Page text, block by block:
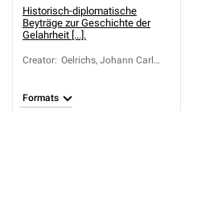
Historisch-diplomatische
Beyträge zur Geschichte der
Gelahrheit [...].
Creator: Oelrichs, Johann Carl
Formats